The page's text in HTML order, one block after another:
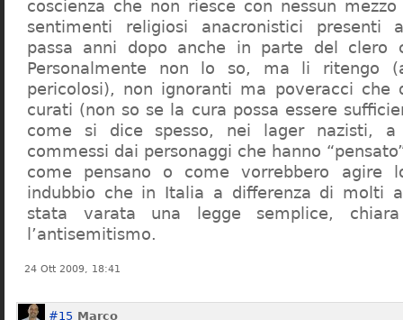
coscienza che non riesce con nessun
sentimenti religiosi anacronistici presenti
passa anni dopo anche in parte del clero
Personalmente non lo so, ma li ritengo
pericolosi), non ignoranti ma poveracci che
curati (non so se la cura possa essere
come si dice spesso, nei lager nazisti,
commessi dai personaggi che hanno
come pensano o come vorrebbero agire
indubbio che in Italia a differenza di molti
stata varata una legge semplice,
l’antisemitismo.
24 Ott 2009, 18:41
#15 Marco